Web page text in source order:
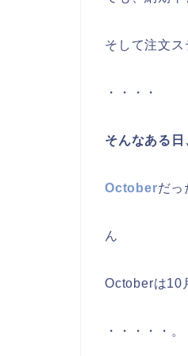
そして注文ス
・・・・
そんなある日
Octoberだっ
ん
Octoberは10
・・・・・。